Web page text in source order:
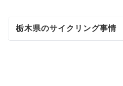
栃木県のサイクリング事情